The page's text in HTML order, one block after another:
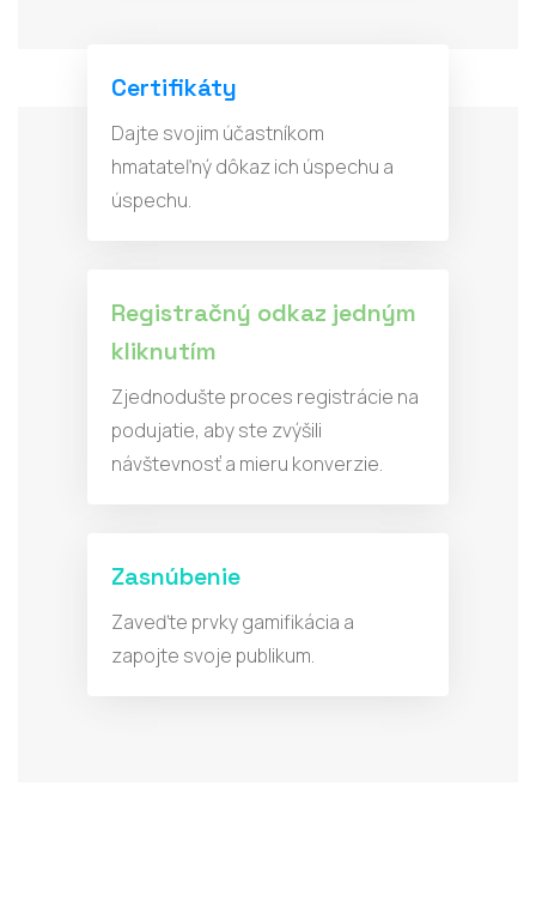
Certifikáty
Dajte svojim účastníkom
hmatateľný dôkaz ich úspechu a
úspechu.
Registračný odkaz jedným
kliknutím
Zjednodušte proces registrácie na
podujatie, aby ste zvýšili
návštevnosť a mieru konverzie.
Zasnúbenie
Zaveďte prvky gamifikácia a
zapojte svoje publikum.